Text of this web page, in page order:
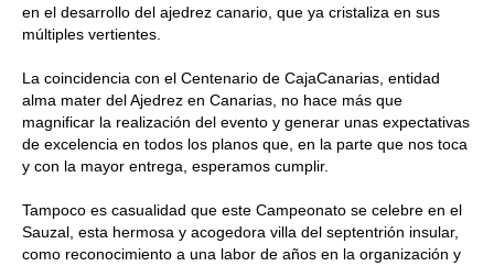
en el desarrollo del ajedrez canario, que ya cristaliza en sus
múltiples vertientes.
La coincidencia con el Centenario de CajaCanarias, entidad
alma mater del Ajedrez en Canarias, no hace más que
magnificar la realización del evento y generar unas expectativas
de excelencia en todos los planos que, en la parte que nos toca
y con la mayor entrega, esperamos cumplir.
Tampoco es casualidad que este Campeonato se celebre en el
Sauzal, esta hermosa y acogedora villa del septentrión insular,
como reconocimiento a una labor de años en la organización y